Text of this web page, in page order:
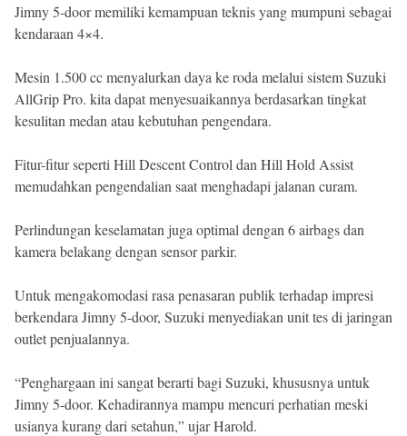
Jimny 5-door memiliki kemampuan teknis yang mumpuni sebagai
kendaraan 4×4.
Mesin 1.500 cc menyalurkan daya ke roda melalui sistem Suzuki
AllGrip Pro. kita dapat menyesuaikannya berdasarkan tingkat
kesulitan medan atau kebutuhan pengendara.
Fitur-fitur seperti Hill Descent Control dan Hill Hold Assist
memudahkan pengendalian saat menghadapi jalanan curam.
Perlindungan keselamatan juga optimal dengan 6 airbags dan
kamera belakang dengan sensor parkir.
Untuk mengakomodasi rasa penasaran publik terhadap impresi
berkendara Jimny 5-door, Suzuki menyediakan unit tes di jaringan
outlet penjualannya.
“Penghargaan ini sangat berarti bagi Suzuki, khususnya untuk
Jimny 5-door. Kehadirannya mampu mencuri perhatian meski
usianya kurang dari setahun,” ujar Harold.